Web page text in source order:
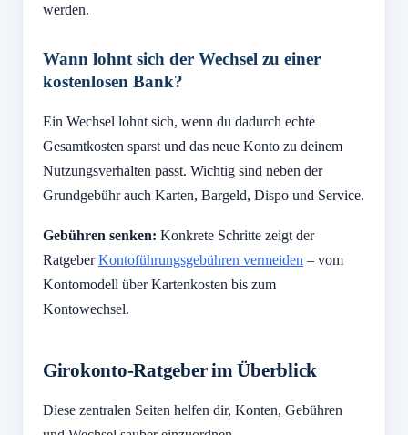
werden.
Wann lohnt sich der Wechsel zu einer
kostenlosen Bank?
Ein Wechsel lohnt sich, wenn du dadurch echte
Gesamtkosten sparst und das neue Konto zu deinem
Nutzungsverhalten passt. Wichtig sind neben der
Grundgebühr auch Karten, Bargeld, Dispo und Service.
Gebühren senken: Konkrete Schritte zeigt der
RatgeberKontoführungsgebühren vermeiden – vom
Kontomodell über Kartenkosten bis zum
Kontowechsel.
Girokonto-Ratgeber im Überblick
Diese zentralen Seiten helfen dir, Konten, Gebühren